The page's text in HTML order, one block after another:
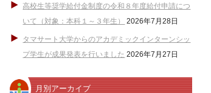
高校生等奨学給付金制度の令和８年度給付申請につ
いて（対象：本科１～３年生）
2026年7月28日
タマサート大学からのアカデミックインターンシッ
プ学生が成果発表を行いました 2026年7月27日
月別アーカイブ